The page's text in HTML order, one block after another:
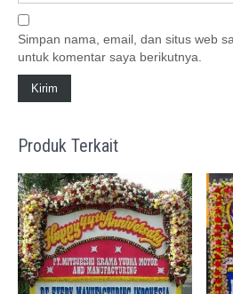
Simpan nama, email, dan situs web
untuk komentar saya berikutnya.
Produk Terkait